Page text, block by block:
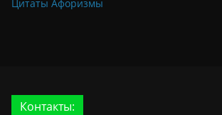
Цитаты Афоризмы
Контакты: